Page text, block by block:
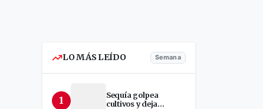
LO MÁS LEÍDO Semana
1
Sequía golpea
cultivos y deja